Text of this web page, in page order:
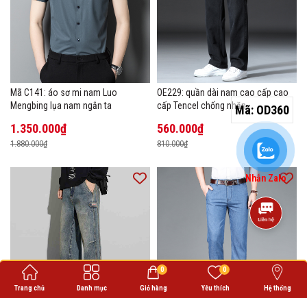
Mã: OD360
Mã C141: áo sơ mi nam Luo
Mengbing lụa nam ngắn ta
1.350.000₫
1.880.000₫
OE229: quần dài nam cao cấp cao
cấp Tencel chống nhăn
560.000₫
810.000₫
Trang chủ Danh mục Giỏ hàng
0
Yêu thích
0
Hệ thống
Nhắn Zalo